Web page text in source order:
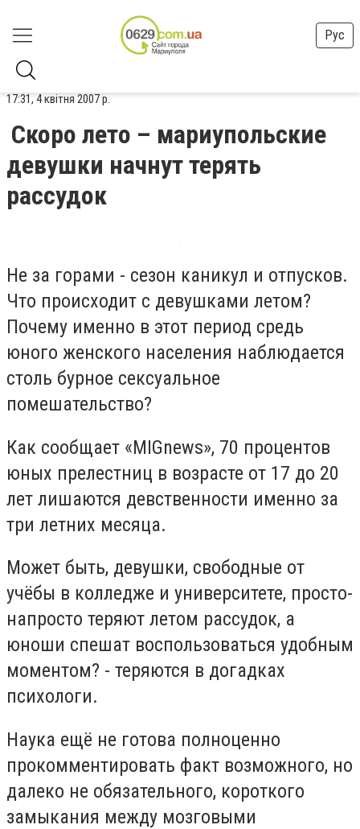
Рус
17:31, 4 квітня 2007 р.
Скоро лето – мариупольские
девушки начнут терять
рассудок
Не за горами - сезон каникул и отпусков.
Что происходит с девушками летом?
Почему именно в этот период средь
юного женского населения наблюдается
столь бурное сексуальное
помешательство?
Как сообщает «MIGnews», 70 процентов
юных прелестниц в возрасте от 17 до 20
лет лишаются девственности именно за
три летних месяца.
Может быть, девушки, свободные от
учёбы в колледже и университете, просто-
напросто теряют летом рассудок, а
юноши спешат воспользоваться удобным
моментом? - теряются в догадках
психологи.
Наука ещё не готова полноценно
прокомментировать факт возможного, но
далеко не обязательного, короткого
замыкания между мозговыми